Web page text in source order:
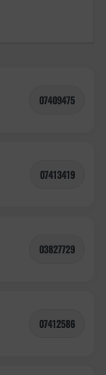
07409475
07413419
03827729
07412586